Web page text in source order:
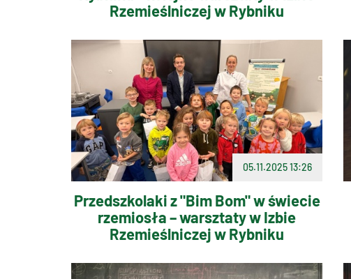
Rzemieślniczej w Rybniku
05.11.2025 13:26
Przedszkolaki z "Bim Bom" w świecie
rzemiosła – warsztaty w Izbie
Rzemieślniczej w Rybniku